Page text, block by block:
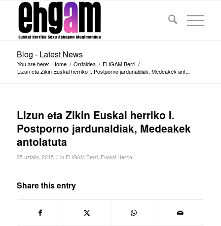
Blog - Latest News
You are here: Home / Orrialdea / EHGAM Berri /
Lizun eta Zikin Euskal herriko I. Postporno jardunaldiak, Medeakek ant...
Lizun eta Zikin Euskal herriko I.
Postporno jardunaldiak, Medeakek
antolatuta
25 uztaila, 2015 / in EHGAM Berri, Euskal Herria
Share this entry